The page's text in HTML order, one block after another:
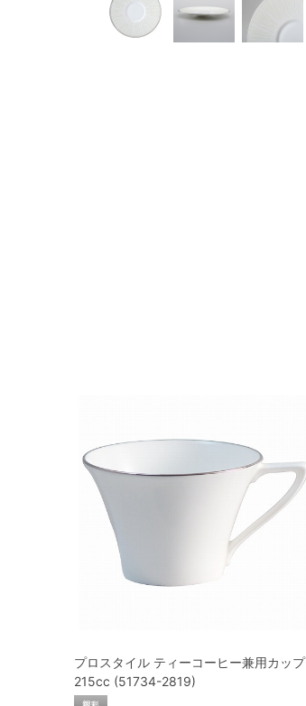
プロスタイル ティーコーヒー兼用カップ
215cc (51734-2819)